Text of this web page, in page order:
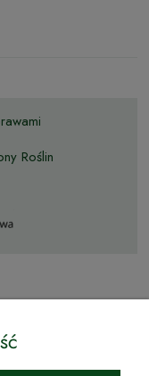
Roślin
to inicjatywa